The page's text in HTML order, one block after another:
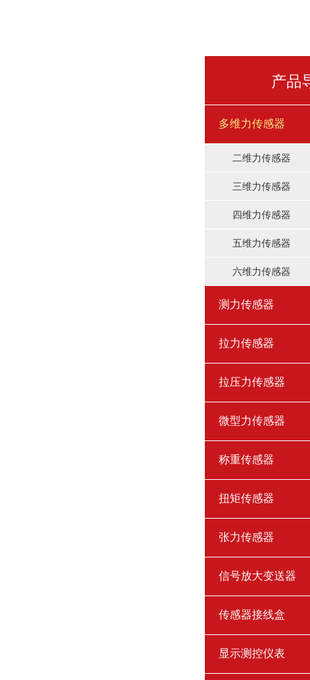
产品
多维力传感器
二维力传感器
三维力传感器
四维力传感器
五维力传感器
六维力传感器
测力传感器
拉力传感器
拉压力传感器
微型力传感器
称重传感器
扭矩传感器
张力传感器
信号放大变送器
传感器接线盒
显示测控仪表